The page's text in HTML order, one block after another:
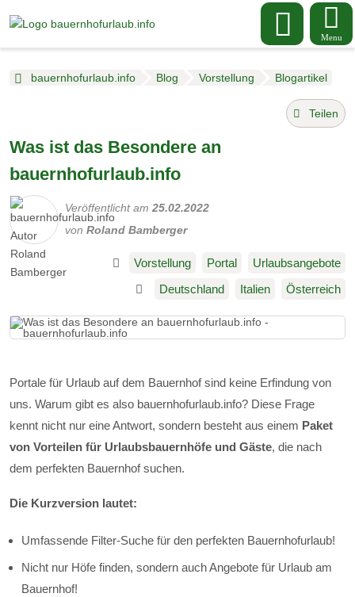
Menu
bauernhofurlaub.info Blog Vorstellung Blogartikel
Teilen
Was ist das Besondere an
bauernhofurlaub.info
Veröffentlicht am 25.02.2022
von Roland Bamberger
Vorstellung Portal
Urlaubsangebote
Deutschland
Italien Österreich
Portale für Urlaub auf dem Bauernhof sind keine Erfindung von
uns. Warum gibt es also bauernhofurlaub.info? Diese Frage
kennt nicht nur eine Antwort, sondern besteht aus einem Paket
von Vorteilen für Urlaubsbauernhöfe und Gäste, die nach
dem perfekten Bauernhof suchen.
Die Kurzversion lautet:
Umfassende Filter-Suche für den perfekten Bauernhofurlaub!
Nicht nur Höfe finden, sondern auch Angebote für Urlaub am
Bauernhof!